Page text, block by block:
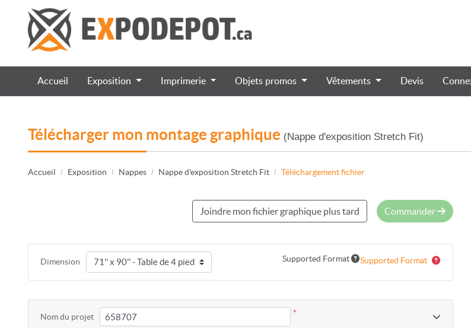
Accueil Exposition Imprimerie Objets promos Vêtements Devis
Télécharger mon montage graphique (Nappe d'exposition Stretch Fit)
Accueil Exposition Nappes Nappe d'exposition Stretch Fit Téléchargement fichier
Joindre mon fichier graphique plus tard Commander
Dimension Supported Format Supported Format
Nom du projet *